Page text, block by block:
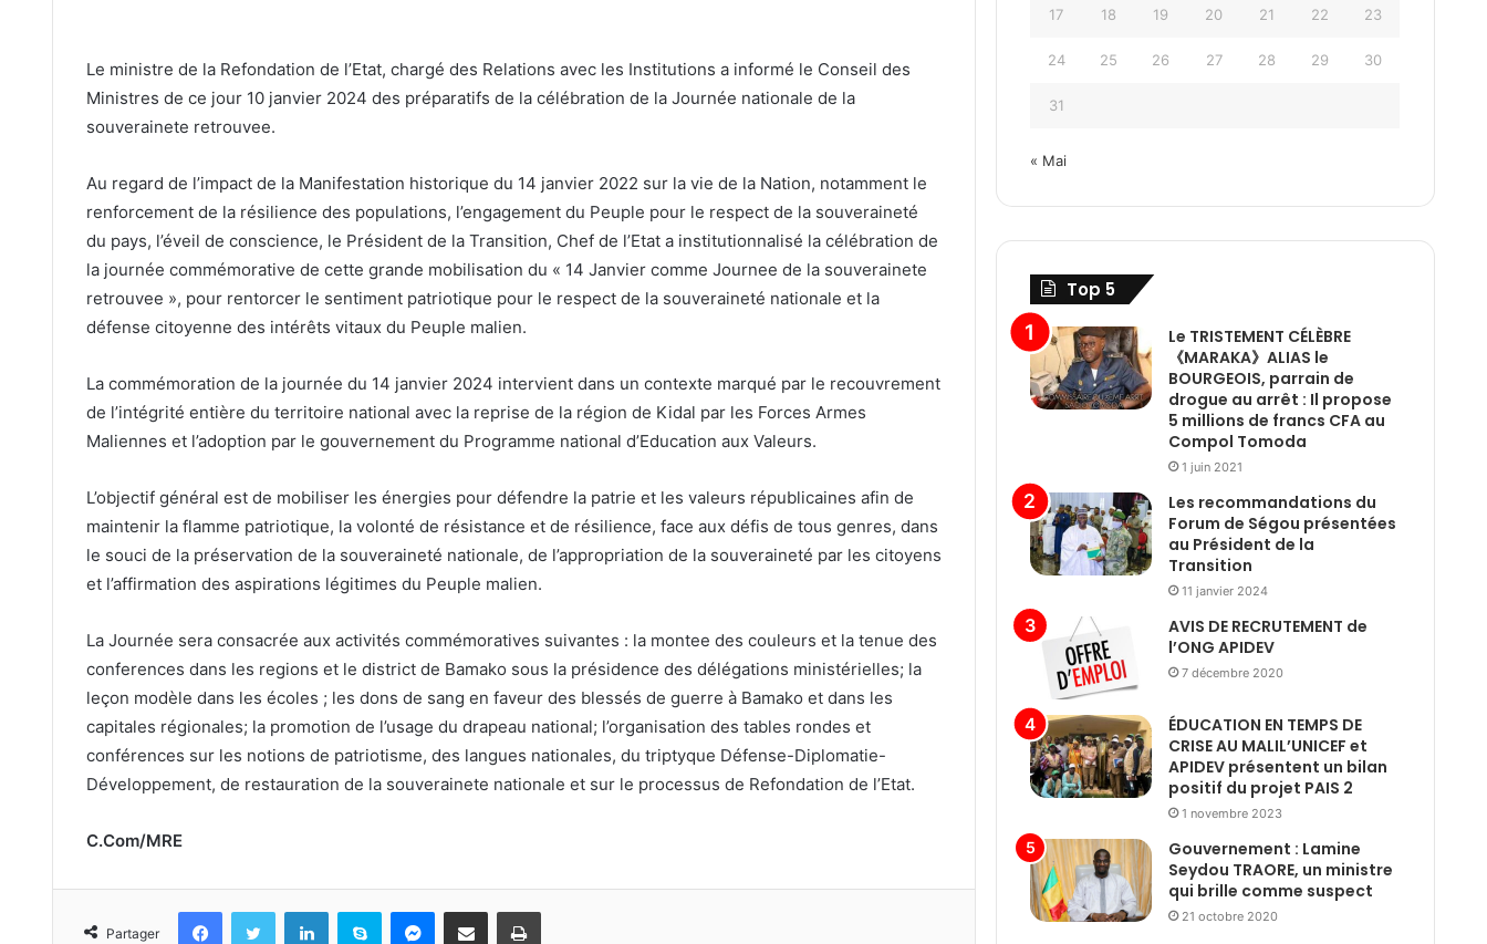
Le ministre de la Refondation de l’Etat, chargé des Relations avec les Institutions a informé le Conseil des
Ministres de ce jour 10 janvier 2024 des préparatifs de la célébration de la Journée nationale de la
souverainete retrouvee.
Au regard de l’impact de la Manifestation historique du 14 janvier 2022 sur la vie de la Nation, notamment le
renforcement de la résilience des populations, l’engagement du Peuple pour le respect de la souveraineté
du pays, l’éveil de conscience, le Président de la Transition, Chef de l’Etat a institutionnalisé la célébration de
la journée commémorative de cette grande mobilisation du « 14 Janvier comme Journee de la souverainete
retrouvee », pour rentorcer le sentiment patriotique pour le respect de la souveraineté nationale et la
défense citoyenne des intérêts vitaux du Peuple malien.
La commémoration de la journée du 14 janvier 2024 intervient dans un contexte marqué par le recouvrement
de l’intégrité entière du territoire national avec la reprise de la région de Kidal par les Forces Armes
Maliennes et l’adoption par le gouvernement du Programme national d’Education aux Valeurs.
L’objectif général est de mobiliser les énergies pour défendre la patrie et les valeurs républicaines afin de
maintenir la flamme patriotique, la volonté de résistance et de résilience, face aux défis de tous genres, dans
le souci de la préservation de la souveraineté nationale, de l’appropriation de la souveraineté par les citoyens
et l’affirmation des aspirations légitimes du Peuple malien.
La Journée sera consacrée aux activités commémoratives suivantes : la montee des couleurs et la tenue des
conferences dans les regions et le district de Bamako sous la présidence des délégations ministérielles; la
leçon modèle dans les écoles ; les dons de sang en faveur des blessés de guerre à Bamako et dans les
capitales régionales; la promotion de l’usage du drapeau national; l’organisation des tables rondes et
conférences sur les notions de patriotisme, des langues nationales, du triptyque Défense-Diplomatie-
Développement, de restauration de la souverainete nationale et sur le processus de Refondation de l’Etat.
C.Com/MRE
Partager
FacebookTwitter LinkedinSkype Messenger
Partager par email Imprimer
17 18 19 20 21 22 23
24 25 26 27 28 29 30
31
« Mai
Top 5
Le TRISTEMENT CÉLÈBRE
《MARAKA》ALIAS le
BOURGEOIS, parrain de
drogue au arrêt : Il propose
5 millions de francs CFA au
Compol Tomoda
1 juin 2021
Les recommandations du
Forum de Ségou présentées
au Président de la
Transition
11 janvier 2024
AVIS DE RECRUTEMENT de
l’ONG APIDEV
7 décembre 2020
ÉDUCATION EN TEMPS DE
CRISE AU MALIL’UNICEF et
APIDEV présentent un bilan
positif du projet PAIS 2
1 novembre 2023
Gouvernement : Lamine
Seydou TRAORE, un ministre
qui brille comme suspect
21 octobre 2020